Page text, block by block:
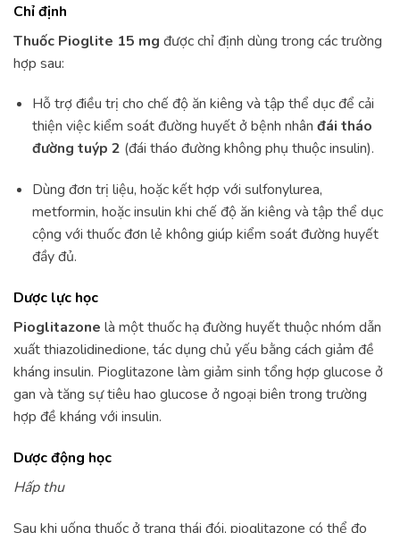
Chỉ định
Thuốc Pioglite 15 mg được chỉ định dùng trong các trường
hợp sau:
Hỗ trợ điều trị cho chế độ ăn kiêng và tập thể dục để cải
thiện việc kiểm soát đường huyết ở bệnh nhân đái tháo
đường tuýp 2 (đái tháo đường không phụ thuộc insulin).
Dùng đơn trị liệu, hoặc kết hợp với sulfonylurea,
metformin, hoặc insulin khi chế độ ăn kiêng và tập thể dục
cộng với thuốc đơn lẻ không giúp kiểm soát đường huyết
đầy đủ.
Dược lực học
Pioglitazone là một thuốc hạ đường huyết thuộc nhóm dẫn
xuất thiazolidinedione, tác dụng chủ yếu bằng cách giảm đề
kháng insulin. Pioglitazone làm giảm sinh tổng hợp glucose ở
gan và tăng sự tiêu hao glucose ở ngoại biên trong trường
hợp đề kháng với insulin.
Dược động học
Hấp thu
Sau khi uống thuốc ở trạng thái đói, pioglitazone có thể đo